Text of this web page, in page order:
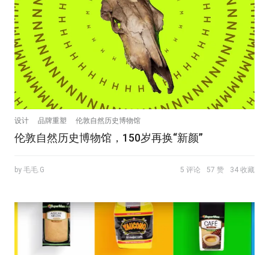
设计 品牌重塑 伦敦自然历史博物馆
伦敦自然历史博物馆，150岁再换“新颜”
by 毛毛.G 5 评论 57 赞 34 收藏